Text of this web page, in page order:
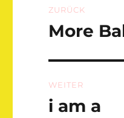
ZURÜCK
Vorheriger
More
WEITER
Nächster
i am a